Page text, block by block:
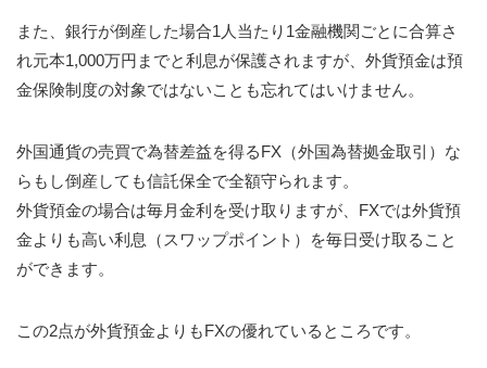
また、銀行が倒産した場合1人当たり1金融機関ごとに合算さ
れ元本1,000万円までと利息が保護されますが、外貨預金は預
金保険制度の対象ではないことも忘れてはいけません。
外国通貨の売買で為替差益を得るFX（外国為替拠金取引）な
らもし倒産しても信託保全で全額守られます。
外貨預金の場合は毎月金利を受け取りますが、FXでは外貨預
金よりも高い利息（スワップポイント）を毎日受け取ること
ができます。
この2点が外貨預金よりもFXの優れているところです。